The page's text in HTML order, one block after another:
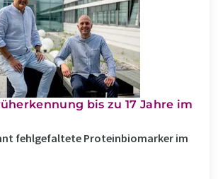
bis zu 17 Jahre im
fehlgefaltete Proteinbiomarker im